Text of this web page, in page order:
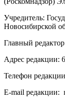
Учредитель:
Новосибирской
Главный
Адрес редакции:
Телефон
E-mail редакции: